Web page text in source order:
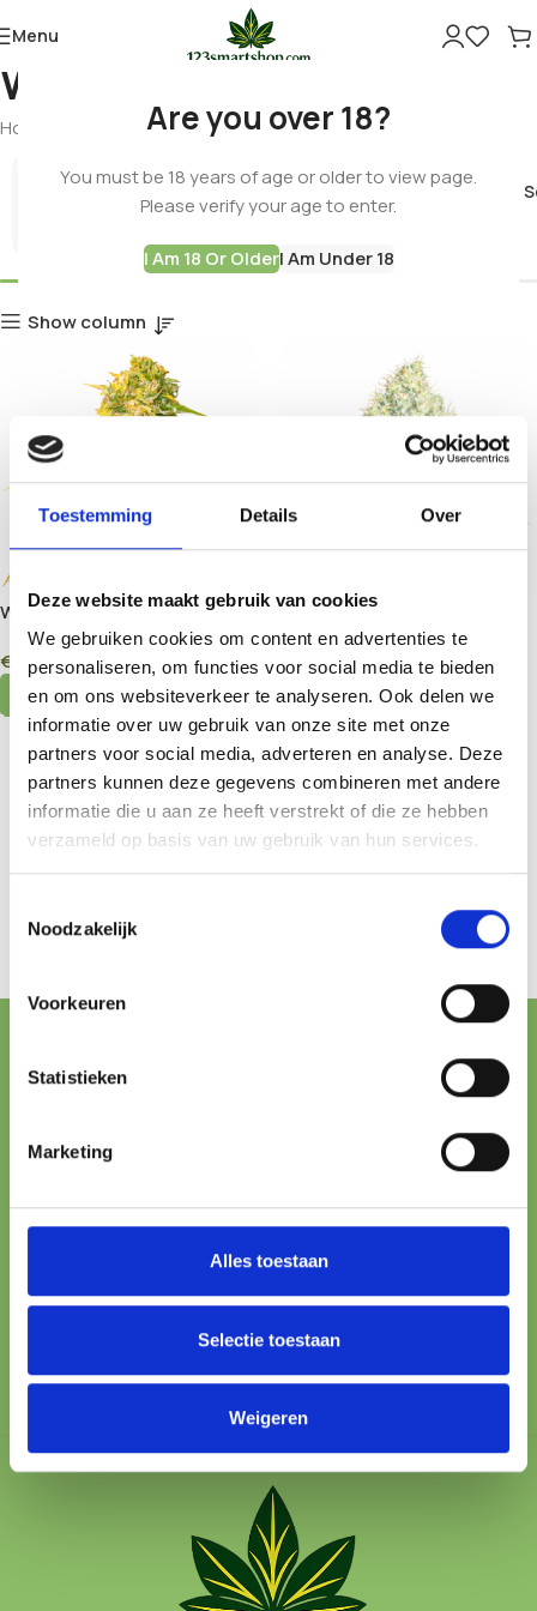
Toestemming Details Over
Deze website maakt gebruik van cookies
We gebruiken cookies om content en advertenties te
personaliseren, om functies voor social media te bieden
en om ons websiteverkeer te analyseren. Ook delen we
informatie over uw gebruik van onze site met onze
partners voor social media, adverteren en analyse. Deze
partners kunnen deze gegevens combineren met andere
informatie die u aan ze heeft verstrekt of die ze hebben
verzameld op basis van uw gebruik van hun services.
Noodzakelijk
Voorkeuren
Statistieken
Marketing
Alles toestaan
Selectie toestaan
Weigeren
Are you over 18?
You must be 18 years of age or older to view page.
Please verify your age to enter.
I Am 18 Or OlderI Am Under 18
Menu
WHITE WIDOW
Home Products tagged “WHITE WIDOW”
Best Deals
Cannabis
Show column
White Widow Autoflower
€ 13,50–€35,00
Select Options
White Widow Feminized
€15,00– €40,00
Select Options
All major methods
We’re here to help
100% SAFE
Protected checkout